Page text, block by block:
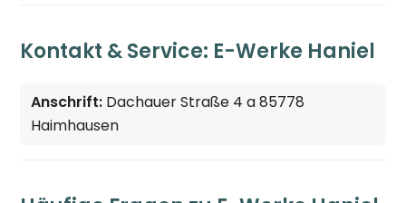
Kontakt & Service: E-Werke Haniel
Anschrift: Dachauer Straße 4 a 85778
Haimhausen